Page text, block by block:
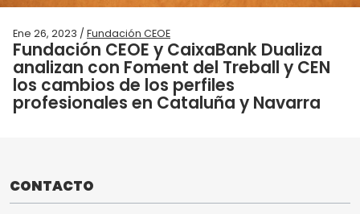
Ene 26, 2023 / Fundación CEOE
Fundación CEOE y CaixaBank Dualiza
analizan con Foment del Treball y CEN
los cambios de los perfiles
profesionales en Cataluña y Navarra
CONTACTO